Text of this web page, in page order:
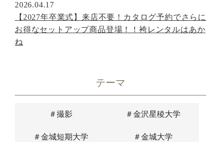
2026.04.17
【2027年卒業式】来店不要！カタログ予約でさらに
お得なセットアップ商品登場！！袴レンタルはあか
ね
テーマ
＃撮影 ＃金沢星稜大学
＃金城短期大学 ＃金城大学